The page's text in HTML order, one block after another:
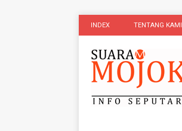
INDEX TENTANG KAMI